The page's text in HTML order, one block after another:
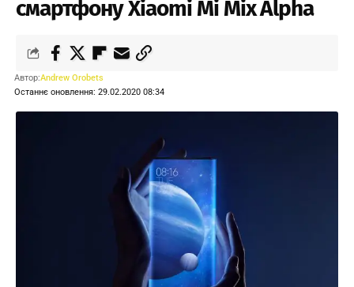
смартфону Xiaomi Mi Mix Alpha
Останнє оновлення: 29.02.2020 08:34
Автор:Andrew Orobets